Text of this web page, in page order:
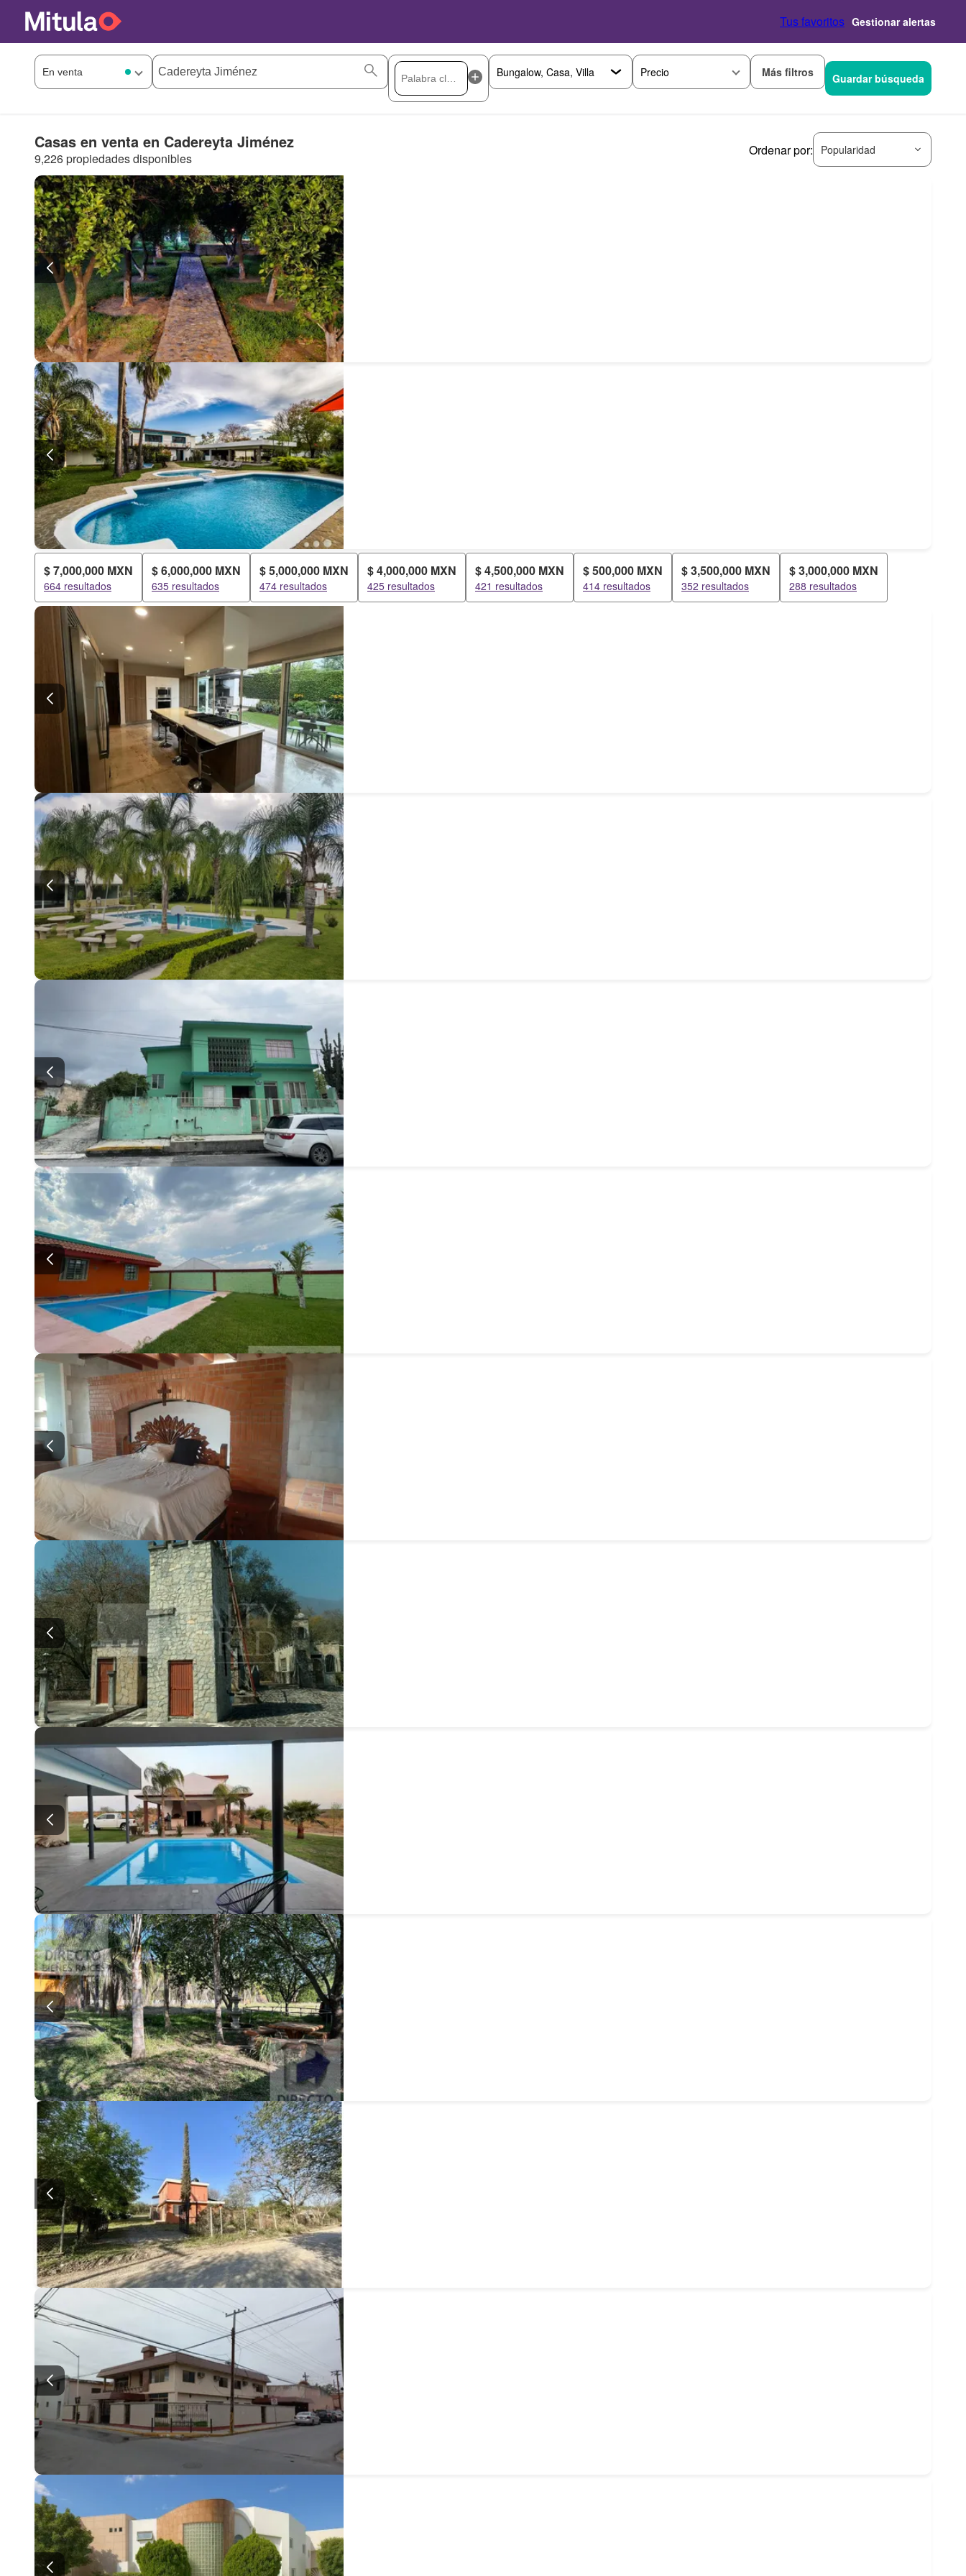
Tus favoritos Gestionar alertas
Precio Más filtros Guardar búsqueda
Casas en venta en Cadereyta Jiménez
9,226 propiedades disponibles
Ordenar por: Popularidad
$ 7,000,000 MXN
664 resultados
$ 6,000,000 MXN
635 resultados
$ 5,000,000 MXN
474 resultados
$ 4,000,000 MXN
425 resultados
$ 4,500,000 MXN
421 resultados
$ 500,000 MXN
414 resultados
$ 3,500,000 MXN
352 resultados
$ 3,000,000 MXN
288 resultados